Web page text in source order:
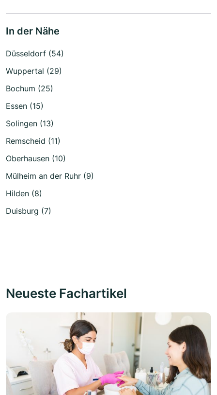
In der Nähe
Düsseldorf (54)
Wuppertal (29)
Bochum (25)
Essen (15)
Solingen (13)
Remscheid (11)
Oberhausen (10)
Mülheim an der Ruhr (9)
Hilden (8)
Duisburg (7)
Neueste Fachartikel